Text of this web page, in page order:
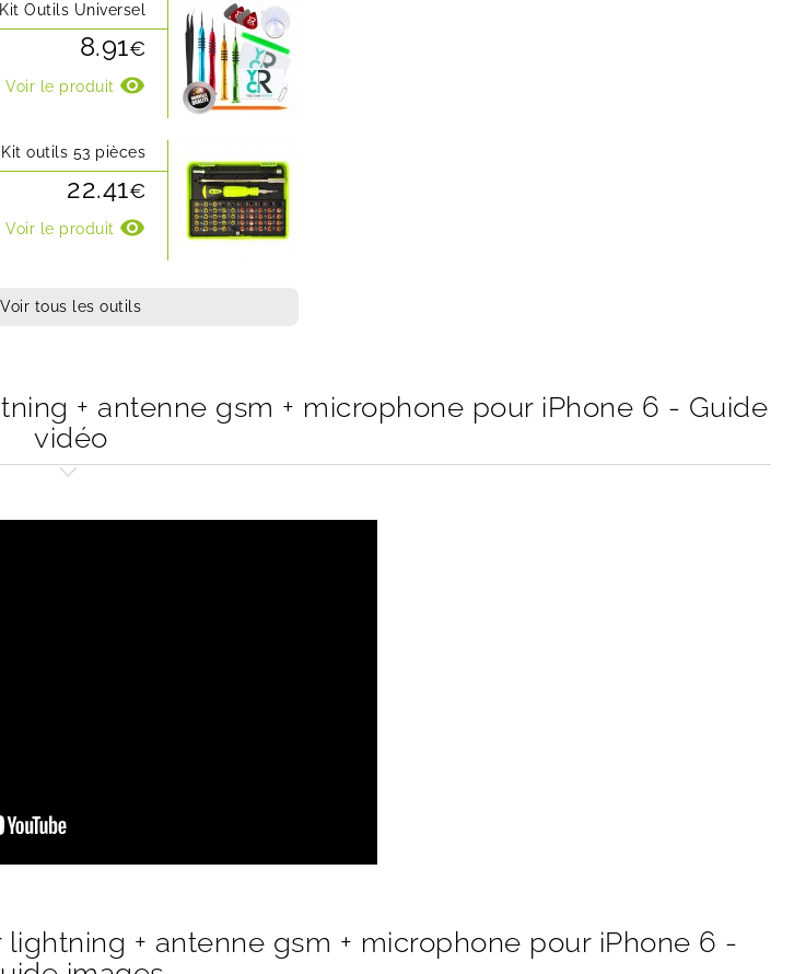
Kit Outils Universel
8.91€
Voir le produit visibility
Kit outils 53 pièces
22.41€
Voir le produit visibility
Voir tous les outils
+ antenne gsm + microphone pour iPhone 6 - Guide
vidéo
+ antenne gsm + microphone pour iPhone 6 -